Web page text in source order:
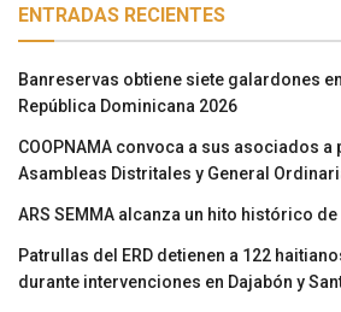
ENTRADAS RECIENTES
Banreservas obtiene siete galardones
República Dominicana 2026
COOPNAMA convoca a sus asociados a
Asambleas Distritales y General
ARS SEMMA alcanza un hito histórico
Patrullas del ERD detienen a 122
durante intervenciones en Dajabón y